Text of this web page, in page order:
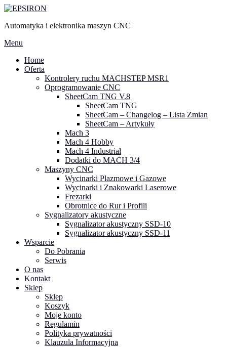
Przejdź
treści
Automatyka i elektronika maszyn CNC
Menu
Home
Oferta
Kontrolery ruchu MACHSTEP MSR1
Oprogramowanie CNC
SheetCam TNG V.8
SheetCam TNG
SheetCam – Changelog – Lista Zmian
SheetCam – Artykuły
Mach 3
Mach 4 Hobby
Mach 4 Industrial
Dodatki do MACH 3/4
Maszyny CNC
Wycinarki Plazmowe i Gazowe
Wycinarki i Znakowarki Laserowe
Frezarki
Obrotnice do Rur i Profili
Sygnalizatory akustyczne
Sygnalizator akustyczny SSD-10
Sygnalizator akustyczny SSD-11
Wsparcie
Do Pobrania
Serwis
O nas
Kontakt
Sklep
Sklep
Koszyk
Moje konto
Regulamin
Polityka prywatności
Klauzula Informacyjna